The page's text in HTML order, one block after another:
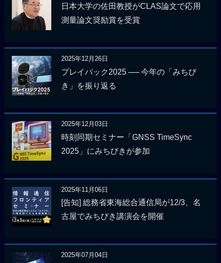
日本大学の佐田教授がCLAS論文で応用
測量論文奨励賞を受賞
2025年12月26日
プレイバック2025 ── 今年の「みちび
き」を振り返る
2025年12月03日
時刻同期セミナー「GNSS TimeSync
2025」にみちびきが参加
2025年11月06日
[告知] 総務省東海総合通信局が12/3、名
古屋でみちびき講演会を開催
2025年07月04日